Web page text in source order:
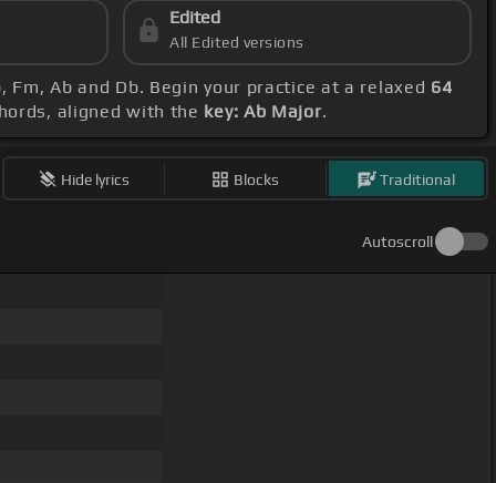
Edited
All Edited versions
Fm, Ab and Db. Begin your practice at a relaxed 64
aligned with the key: Ab Major.
Hide lyrics Blocks Traditional
Autoscroll